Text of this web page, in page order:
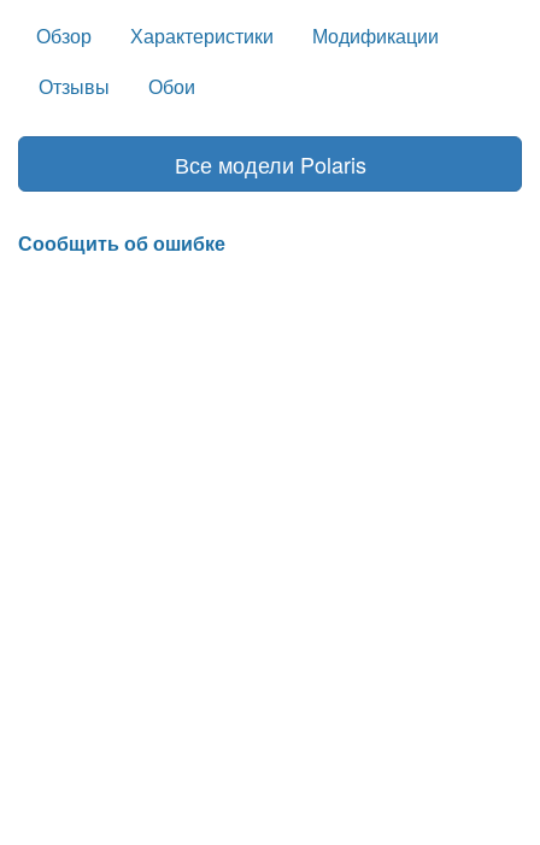
Обзор
Характеристики
Модификации
Отзывы
Обои
Все модели Polaris
Сообщить об ошибке